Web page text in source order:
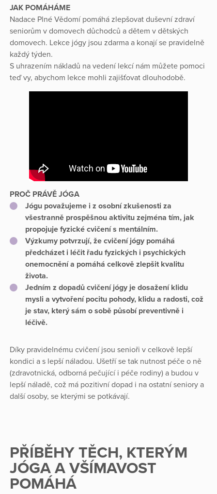
JAK POMÁHÁME
Nadace Plné Vědomí pomáhá zlepšovat duševní zdraví
seniorům v domovech důchodců a dětem v dětských
domovech. Lekce jógy jsou zdarma a konají se pravidelně
každý týden.
S uhrazením nákladů na vedení lekcí nám můžete pomoci
teď vy, abychom lekce mohli zajišťovat dlouhodobě.
PROČ PRÁVĚ JÓGA
Jógu považujeme i z osobní zkušenosti za
všestranně prospěšnou aktivitu zejména tím, jak
propojuje fyzické cvičení s mentálním.
Výzkumy potvrzují, že cvičení jógy pomáhá
předcházet i léčit řadu fyzických i psychických
onemocnění a pomáhá celkově zlepšit kvalitu
života.
Jedním z dopadů cvičení jógy je dosažení klidu
mysli a vytvoření pocitu pohody, klidu a radosti, což
je stav, který sám o sobě působí preventivně i
léčivě.
Díky pravidelnému cvičení jsou senioři v celkově lepší
kondici a s lepší náladou. Ušetří se tak nutnost péče o ně
(zdravotnická, odborná pečující i péče rodiny) a budou v
lepší náladě, což má pozitivní dopad i na ostatní seniory a
další osoby, se kterými se potkávají.
PŘÍBĚHY TĚCH, KTERÝM
JÓGA A VŠÍMAVOST
POMÁHÁ